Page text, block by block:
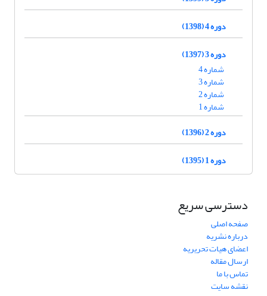
دوره 4 (1398)
دوره 3 (1397)
شماره 4
شماره 3
شماره 2
شماره 1
دوره 2 (1396)
دوره 1 (1395)
دسترسی سریع
صفحه اصلی
درباره نشریه
اعضای هیات تحریریه
ارسال مقاله
تماس با ما
نقشه سایت